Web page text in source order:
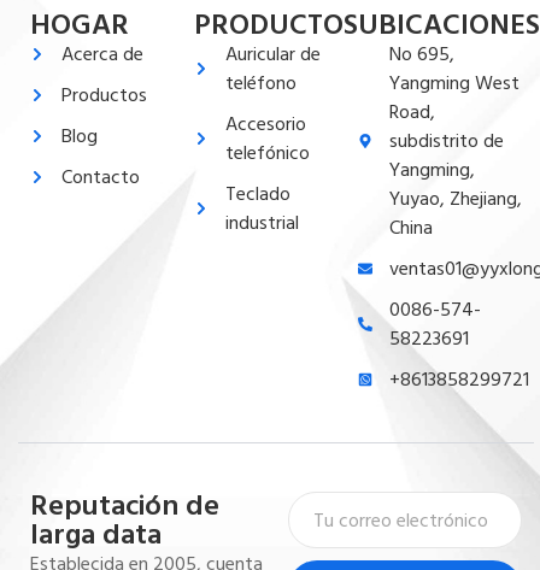
HOGAR
Acerca de
Productos
Blog
Contacto
PRODUCTOS
Auricular de
teléfono
Accesorio
telefónico
Teclado
industrial
UBICACIONES
No 695,
Yangming West
Road,
subdistrito de
Yangming,
Yuyao, Zhejiang,
China
0086-574-
58223691
+8613858299721
Reputación de
larga data